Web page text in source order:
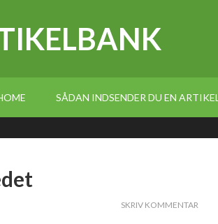
SÅDAN INDSENDER DU EN ARTIKEL
SKRIV KOMMENTAR